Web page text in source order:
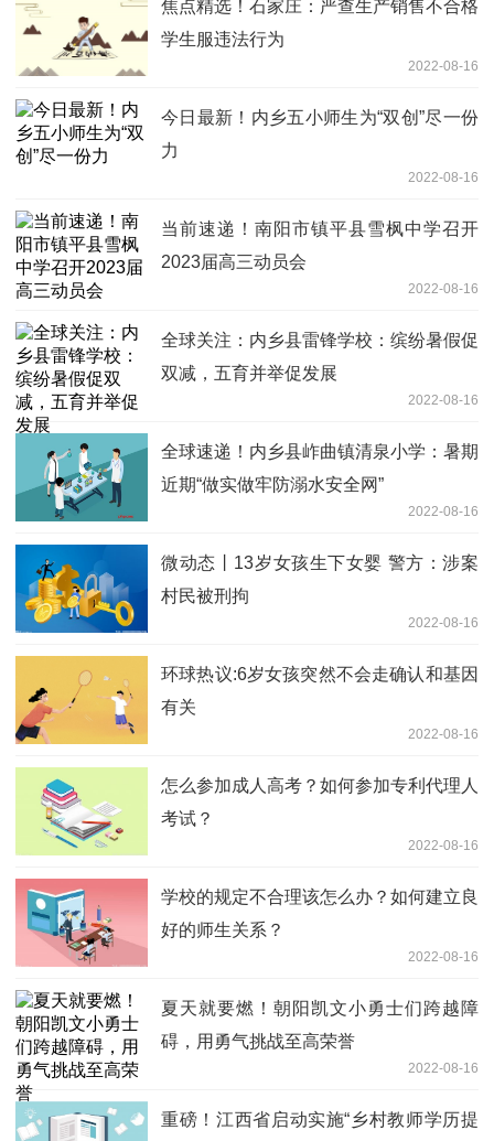
焦点精选！石家庄：严查生产销售不合格
学生服违法行为
2022-08-16
今日最新！内乡五小师生为“双创”尽一份
力
2022-08-16
当前速递！南阳市镇平县雪枫中学召开
2023届高三动员会
2022-08-16
全球关注：内乡县雷锋学校：缤纷暑假促
双减，五育并举促发展
2022-08-16
全球速递！内乡县岞曲镇清泉小学：暑期
近期“做实做牢防溺水安全网”
2022-08-16
微动态丨13岁女孩生下女婴 警方：涉案
村民被刑拘
2022-08-16
环球热议:6岁女孩突然不会走确认和基因
有关
2022-08-16
怎么参加成人高考？如何参加专利代理人
考试？
2022-08-16
学校的规定不合理该怎么办？如何建立良
好的师生关系？
2022-08-16
夏天就要燃！朝阳凯文小勇士们跨越障
碍，用勇气挑战至高荣誉
2022-08-16
重磅！江西省启动实施“乡村教师学历提